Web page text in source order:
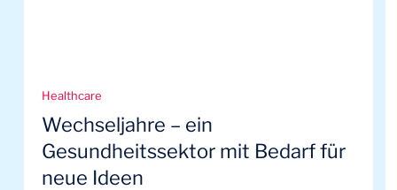
Healthcare
Wechseljahre – ein
Gesundheitssektor mit Bedarf für
neue Ideen